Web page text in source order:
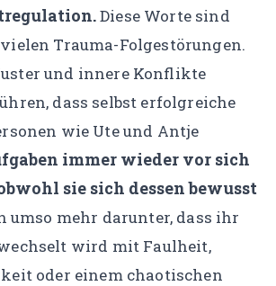
Diese Worte sind
Trauma-Folgestörungen.
und innere Konflikte
dass selbst erfolgreiche
wie Ute und Antje
immer wieder vor sich
sie sich dessen bewusst
umso mehr darunter, dass ihr
wird mit Faulheit,
oder einem chaotischen